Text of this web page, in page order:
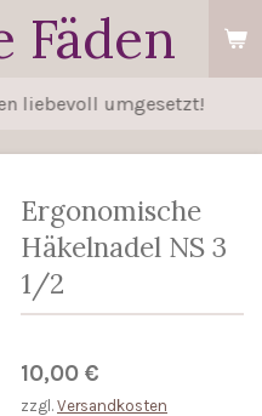
Fäden
liebevoll umgesetzt!
Ergonomische
Häkelnadel NS 3
1/2
10,00 €
zzgl. Versandkosten